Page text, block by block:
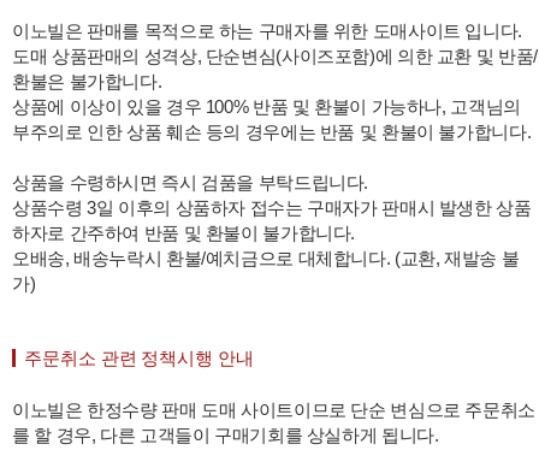
이노빌은 판매를 목적으로 하는 구매자를 위한 도매사이트 입니다.
도매 상품판매의 성격상, 단순변심(사이즈포함)에 의한 교환 및 반품/
환불은 불가합니다.
상품에 이상이 있을 경우 100% 반품 및 환불이 가능하나, 고객님의
부주의로 인한 상품 훼손 등의 경우에는 반품 및 환불이 불가합니다.
상품을 수령하시면 즉시 검품을 부탁드립니다.
상품수령 3일 이후의 상품하자 접수는 구매자가 판매시 발생한 상품
하자로 간주하여 반품 및 환불이 불가합니다.
오배송, 배송누락시 환불/예치금으로 대체합니다. (교환, 재발송 불
가)
주문취소 관련 정책시행 안내
이노빌은 한정수량 판매 도매 사이트이므로 단순 변심으로 주문취소
를 할 경우, 다른 고객들이 구매기회를 상실하게 됩니다.